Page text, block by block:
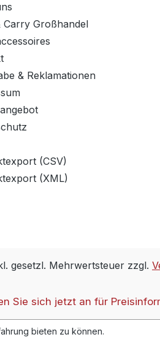
Carry Großhandel
& Reklamationen
(CSV)
(XML)
gesetzl. Mehrwertsteuer zzgl.
Sie sich jetzt an für
bieten zu können.